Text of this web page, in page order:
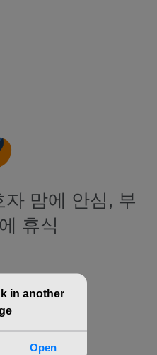
맘에 안심, 부
휴식